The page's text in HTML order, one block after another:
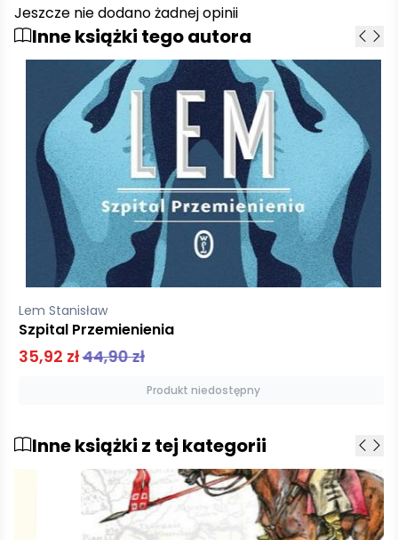
Jeszcze nie dodano żadnej opinii
Inne książki tego autora
Lem Stanisław
Szpital Przemienienia
35,92 zł 44,90 zł
Produkt niedostępny
Inne książki z tej kategorii